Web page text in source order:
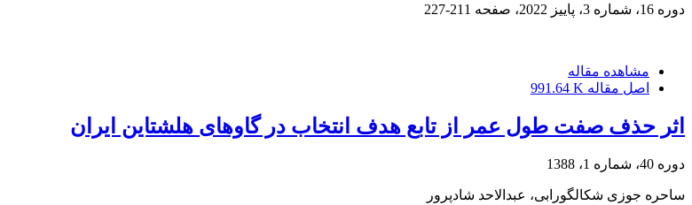
دوره 16، شماره 3، پاییز 2022، صفحه 211-227
مشاهده مقاله
اصل مقاله 991.64 K
اثر حذف صفت طول عمر از تابع هدف انتخاب در گاوهای هلشتاین ایران
دوره 40، شماره 1، 1388
ساحره جوزی شکالگورابی، عبدالاحد شادپرور